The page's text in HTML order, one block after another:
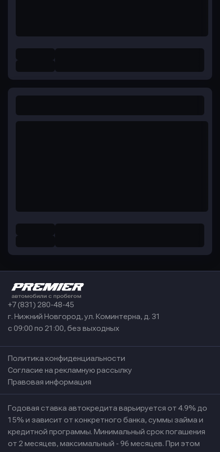
+7 (831) 280-48-45
г. Нижний Новгород, ул. Коминтерна, д. 31
с 09:00 по 21:00, без выходных
Политика конфиденциальности
Согласие на рекламную рассылку
Правовая информация
Годовая ставка автокредита варьируется от 4.9% до
15% и зависит от конкретного банка, суммы займа и
кредитной программы. Минимальный срок погашения
от 2 месяцев, максимальный - 96 месяцев. При этом